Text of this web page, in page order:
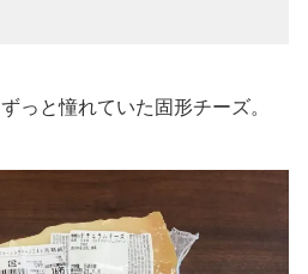
っと憧れていた固形チーズ。